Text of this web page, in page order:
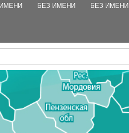
БЕЗ ИМЕНИ БЕЗ ИМЕНИ